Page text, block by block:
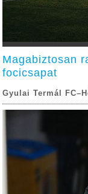
Magabiztosan
focicsapat
Gyulai Termál